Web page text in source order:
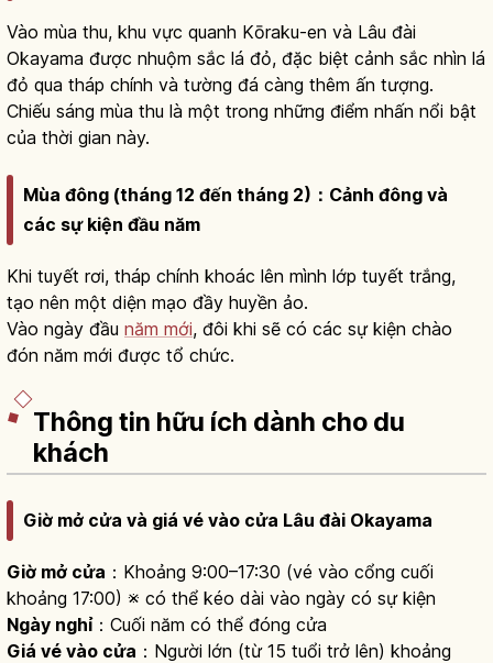
Vào mùa thu, khu vực quanh Kōraku-en và Lâu đài
Okayama được nhuộm sắc lá đỏ, đặc biệt cảnh sắc nhìn lá
đỏ qua tháp chính và tường đá càng thêm ấn tượng.
Chiếu sáng mùa thu là một trong những điểm nhấn nổi bật
của thời gian này.
Mùa đông (tháng 12 đến tháng 2)：Cảnh đông và
các sự kiện đầu năm
Khi tuyết rơi, tháp chính khoác lên mình lớp tuyết trắng,
tạo nên một diện mạo đầy huyền ảo.
Vào ngày đầu năm mới, đôi khi sẽ có các sự kiện chào
đón năm mới được tổ chức.
Thông tin hữu ích dành cho du
khách
Giờ mở cửa và giá vé vào cửa Lâu đài Okayama
Giờ mở cửa ：Khoảng 9:00–17:30 (vé vào cổng cuối
khoảng 17:00) ※ có thể kéo dài vào ngày có sự kiện
Ngày nghỉ：Cuối năm có thể đóng cửa
Giá vé vào cửa ：Người lớn (từ 15 tuổi trở lên) khoảng